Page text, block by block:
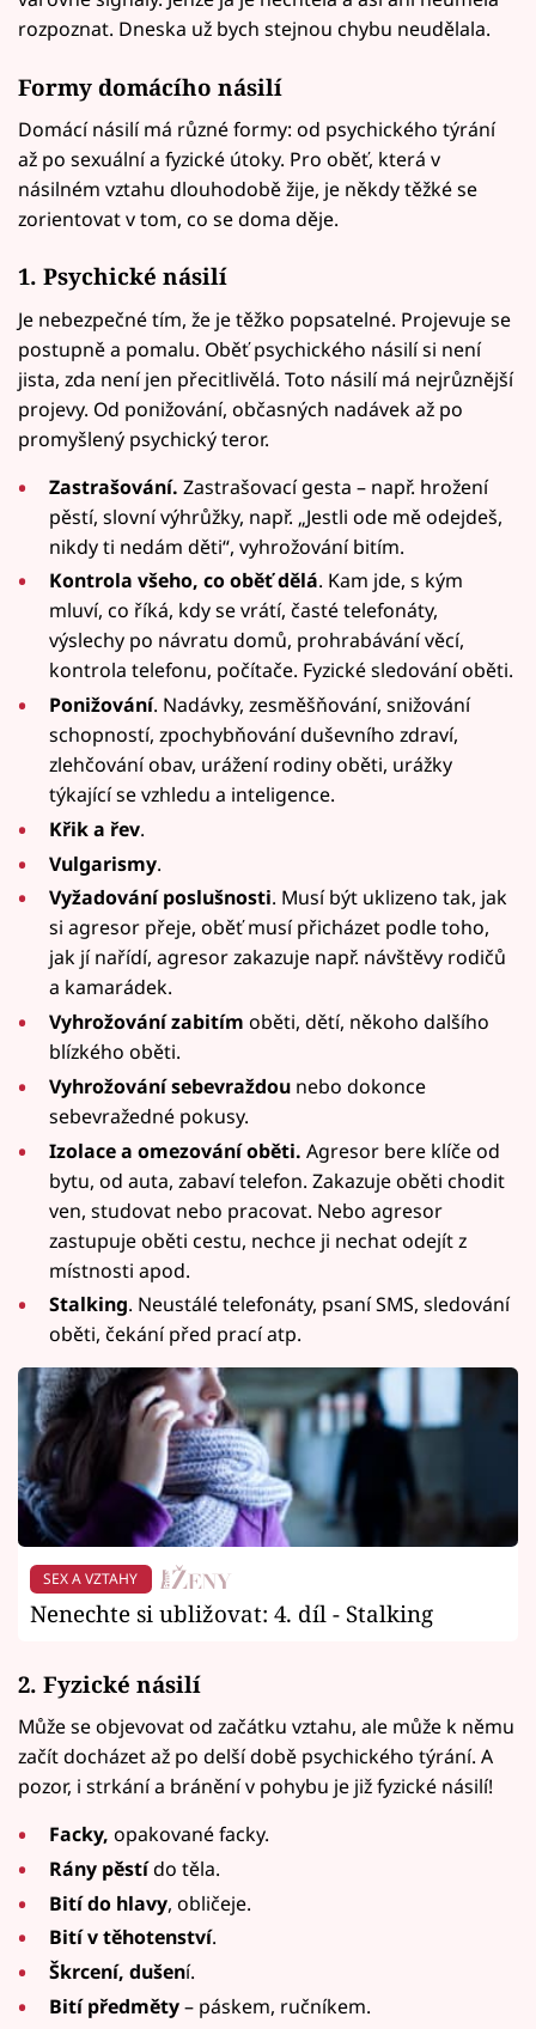
rozpoznat. Dneska už bych stejnou chybu neudělala.
Formy domácího násilí
Domácí násilí má různé formy: od psychického týrání
až po sexuální a fyzické útoky. Pro oběť, která v
násilném vztahu dlouhodobě žije, je někdy těžké se
zorientovat v tom, co se doma děje.
1. Psychické násilí
Je nebezpečné tím, že je těžko popsatelné. Projevuje se
postupně a pomalu. Oběť psychického násilí si není
jista, zda není jen přecitlivělá. Toto násilí má nejrůznější
projevy. Od ponižování, občasných nadávek až po
promyšlený psychický teror.
Zastrašování. Zastrašovací gesta – např. hrožení
pěstí, slovní výhrůžky, např. „Jestli ode mě odejdeš,
nikdy ti nedám děti“, vyhrožování bitím.
Kontrola všeho, co oběť dělá. Kam jde, s kým
mluví, co říká, kdy se vrátí, časté telefonáty,
výslechy po návratu domů, prohrabávání věcí,
kontrola telefonu, počítače. Fyzické sledování oběti.
Ponižování. Nadávky, zesměšňování, snižování
schopností, zpochybňování duševního zdraví,
zlehčování obav, urážení rodiny oběti, urážky
týkající se vzhledu a inteligence.
Křik a řev.
Vulgarismy.
Vyžadování poslušnosti. Musí být uklizeno tak, jak
si agresor přeje, oběť musí přicházet podle toho,
jak jí nařídí, agresor zakazuje např. návštěvy rodičů
a kamarádek.
Vyhrožování zabitím oběti, dětí, někoho dalšího
blízkého oběti.
Vyhrožování sebevraždou nebo dokonce
sebevražedné pokusy.
Izolace a omezování oběti. Agresor bere klíče od
bytu, od auta, zabaví telefon. Zakazuje oběti chodit
ven, studovat nebo pracovat. Nebo agresor
zastupuje oběti cestu, nechce ji nechat odejít z
místnosti apod.
Stalking. Neustálé telefonáty, psaní SMS, sledování
oběti, čekání před prací atp.
SEX A VZTAHY
Nenechte si ubližovat: 4. díl - Stalking
2. Fyzické násilí
Může se objevovat od začátku vztahu, ale může k němu
začít docházet až po delší době psychického týrání. A
pozor, i strkání a bránění v pohybu je již fyzické násilí!
Facky, opakované facky.
Rány pěstído těla.
Bití do hlavy, obličeje.
Bití v těhotenství.
Škrcení, dušení.
Bití předměty– páskem, ručníkem.